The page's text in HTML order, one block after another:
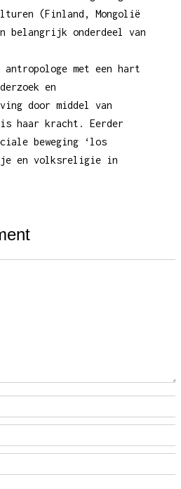
(Finland, Mongolië
belangrijk onderdeel van
met een hart
en
door middel van
haar kracht. Eerder
beweging ‘los
en volksreligie in